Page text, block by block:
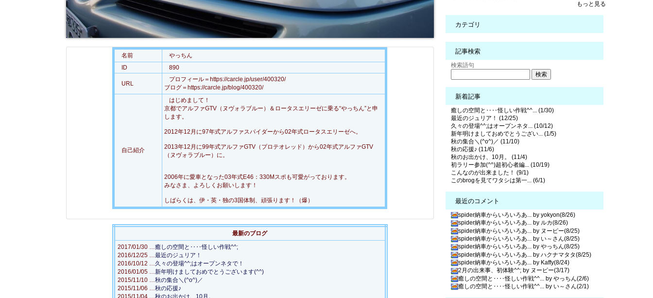
名前
やっちん
ID
890
URL
プロフィール＝https://carcle.jp/user/400320/
ブログ＝https://carcle.jp/blog/400320/
自己紹介
はじめまして！
京都でアルファGTV（ヌヴォラブルー）＆ロータスエリーゼに乗る“やっちん”と申
します。
2012年12月に97年式アルファスパイダーから02年式ロータスエリーゼへ。
2013年12月に99年式アルファGTV（プロテオレッド）から02年式アルファGTV
（ヌヴォラブルー）に。
2006年に愛車となった03年式E46：330Mスポも可愛がっております。
みなさま、よろしくお願いします！
しばらくは、伊・英・独の3国体制、頑張ります！（爆）
最新のブログ
2017/01/30 … 癒しの空間と‥‥怪しい作戦^^;
2016/12/25 … 最近のジュリア！
2016/10/12 … 久々の登場^^;はオープンネタで！
2016/01/05 … 新年明けましておめでとうございます(^^)
2015/11/10 … 秋の集合＼(^o^)／
2015/11/06 … 秋の応援♪
2015/11/04 … 秋のお出かけ、10月。
もっと見る
カテゴリ
記事検索
検索語句
新着記事
癒しの空間と‥‥怪しい作戦^^... (1/30)
最近のジュリア！ (12/25)
久々の登場^^;はオープンネタ... (10/12)
新年明けましておめでとうござい... (1/5)
秋の集合＼(^o^)／ (11/10)
秋の応援♪ (11/6)
秋のお出かけ、10月。 (11/4)
初ラリー参加(^^)超初心者編... (10/19)
こんなのが出来ました！ (9/1)
このbrogを見てワタシは第一... (6/1)
最近のコメント
spider納車からいろいろあ... by yokyon(8/26)
spider納車からいろいろあ... by ルカ(8/26)
spider納車からいろいろあ... by ヌーピー(8/25)
spider納車からいろいろあ... by い～さん(8/25)
spider納車からいろいろあ... by やっちん(8/25)
spider納車からいろいろあ... by ハクナマタタ(8/25)
spider納車からいろいろあ... by Kaffy(8/24)
2月の出来事、初体験^^; by ヌーピー(3/17)
癒しの空間と‥‥怪しい作戦^^... by やっちん(2/6)
癒しの空間と‥‥怪しい作戦^^... by い～さん(2/1)